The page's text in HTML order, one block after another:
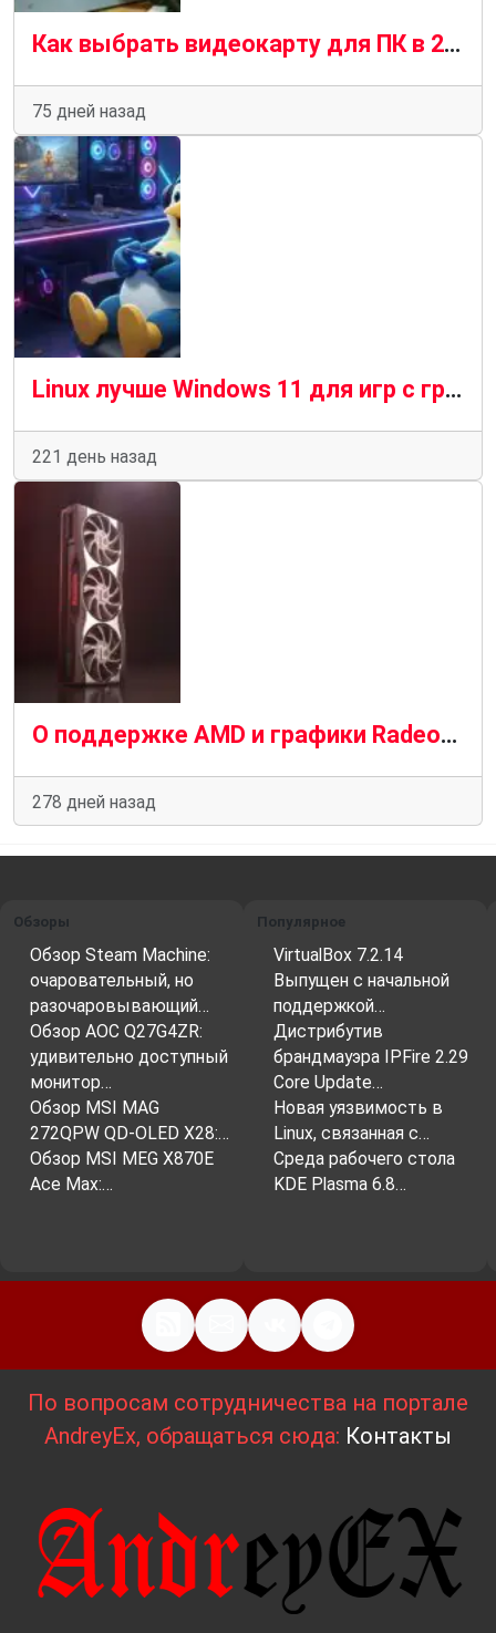
Как выбрать видеокарту для ПК в 2026 году — подробное руководство
75 дней назад
Linux лучше Windows 11 для игр с графикой Radeon RX: большая производительность и меньшее потребление оперативной памяти
221 день назад
О поддержке AMD и графики Radeon в Linux
278 дней назад
Обзоры
Обзор Steam Machine:
очаровательный, но
разочаровывающий…
Обзор AOC Q27G4ZR:
удивительно доступный
монитор…
Обзор MSI MAG
272QPW QD-OLED X28:…
Обзор MSI MEG X870E
Ace Max:…
Популярное
VirtualBox 7.2.14
Выпущен с начальной
поддержкой…
Дистрибутив
брандмауэра IPFire 2.29
Core Update…
Новая уязвимость в
Linux, связанная с…
Среда рабочего стола
KDE Plasma 6.8…
По вопросам сотрудничества на портале
AndreyEx, обращаться сюда: Контакты